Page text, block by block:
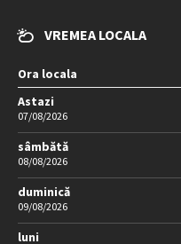
VREMEA LOCALA
Ora locala
Astazi
07/08/2026
sâmbătă
08/08/2026
duminică
09/08/2026
luni